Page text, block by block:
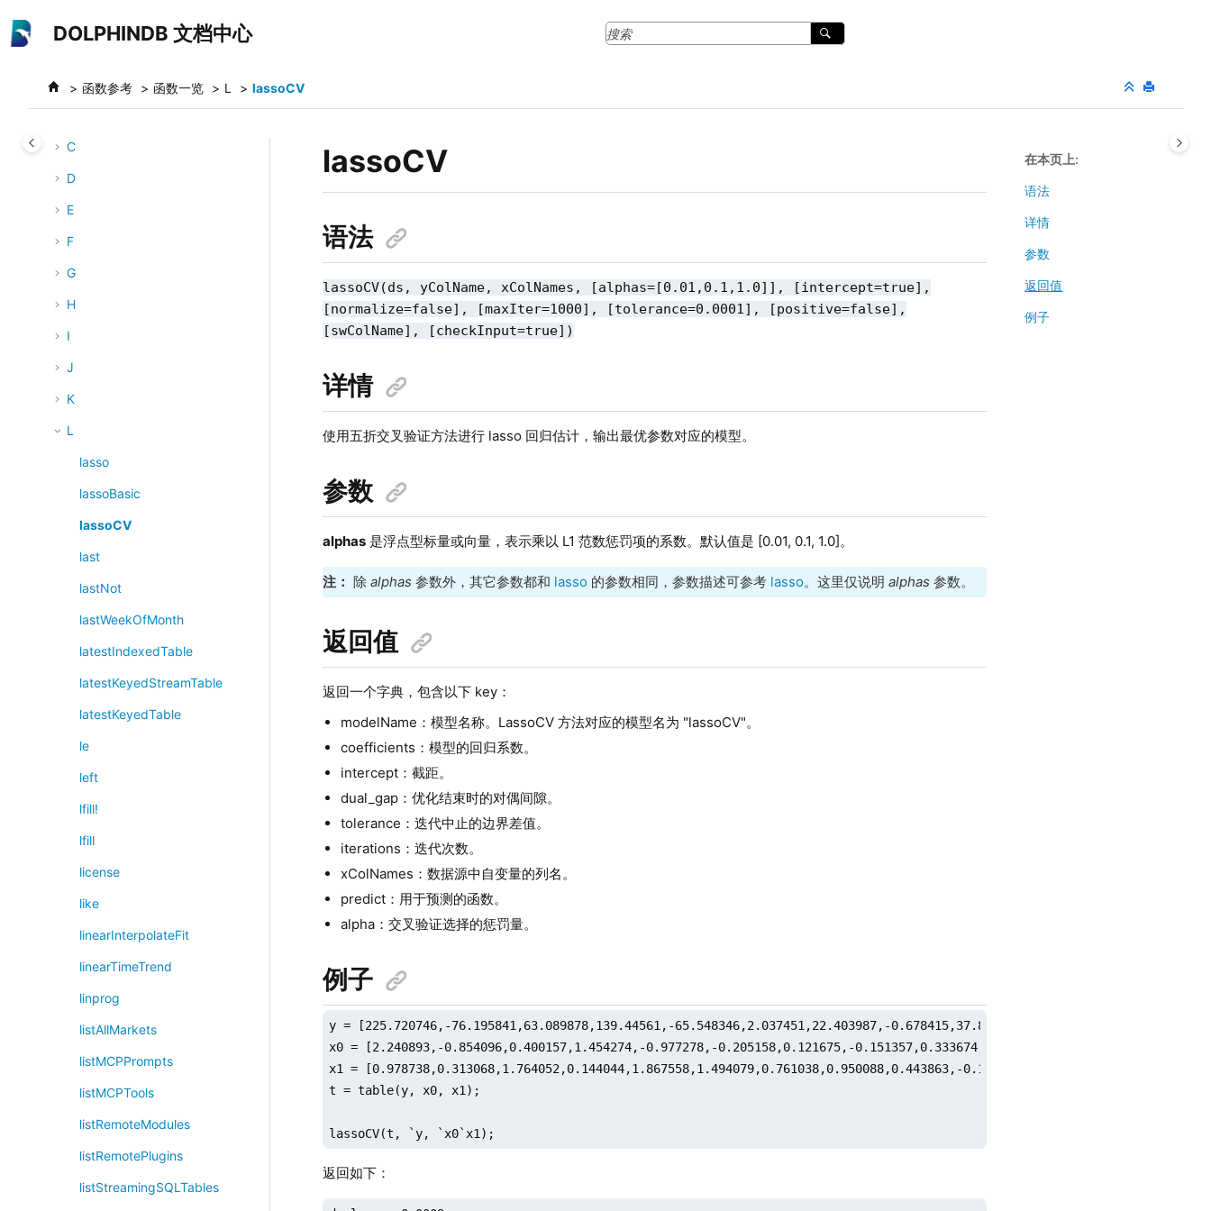
DOLPHINDB 文档中心
函数参考 函数一览 L lassoCV
A
C
D
E
F
G
H
I
J
K
L
lasso
lassoBasic
lassoCV
last
lastNot
lastWeekOfMonth
latestIndexedTable
latestKeyedStreamTable
latestKeyedTable
le
left
lfill!
lfill
license
like
linearInterpolateFit
linearTimeTrend
linprog
listAllMarkets
listMCPPrompts
listMCPTools
listRemoteModules
listRemotePlugins
listStreamingSQLTables
lassoCV
语法
lassoCV(ds, yColName, xColNames, [alphas=[0.01,0.1,1.0]], [intercept=true],
[normalize=false], [maxIter=1000], [tolerance=0.0001], [positive=false],
[swColName], [checkInput=true])
详情
使用五折交叉验证方法进行 lasso 回归估计，输出最优参数对应的模型。
参数
alphas 是浮点型标量或向量，表示乘以 L1 范数惩罚项的系数。默认值是 [0.01, 0.1, 1.0]。
注： 除alphas 参数外，其它参数都和 lasso 的参数相同，参数描述可参考 lasso。这里仅说明alphas 参数。
返回值
返回一个字典，包含以下 key：
modelName：模型名称。LassoCV 方法对应的模型名为 "lassoCV"。
coefficients：模型的回归系数。
intercept：截距。
dual_gap：优化结束时的对偶间隙。
tolerance：迭代中止的边界差值。
iterations：迭代次数。
xColNames：数据源中自变量的列名。
predict：用于预测的函数。
alpha：交叉验证选择的惩罚量。
例子
y = [225.720746,-76.195841,63.089878,139.44561,-65.548346,2.037451,22.403987,-0.678415,37.884102,37.308288]
x0 = [2.240893,-0.854096,0.400157,1.454274,-0.977278,-0.205158,0.121675,-0.151357,0.333674,0.410599]
x1 = [0.978738,0.313068,1.764052,0.144044,1.867558,1.494079,0.761038,0.950088,0.443863,-0.103219]
t = table(y, x0, x1);
lassoCV(t, `y, `x0`x1);
返回如下：
在本页上
语法
详情
参数
返回值
例子